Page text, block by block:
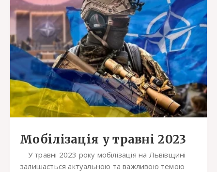
Мобілізація у травні 2023
У травні 2023 року мобілізація на Львівщині
залишається актуальною та важливою темою